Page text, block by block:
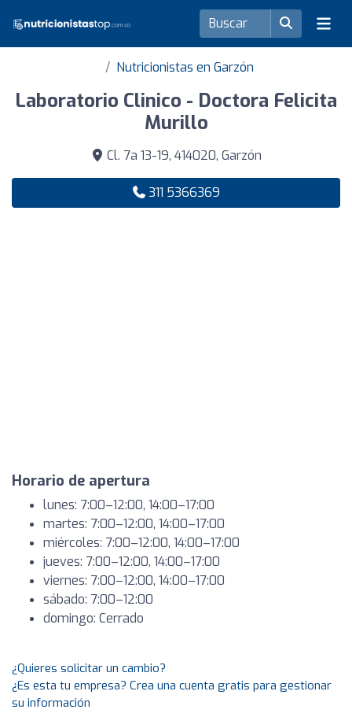
Nutricionistas en Garzón
Laboratorio Clinico - Doctora Felicita
Murillo
Cl. 7a 13-19, 414020, Garzón
311 5366369
Horario de apertura
lunes: 7:00–12:00, 14:00–17:00
martes: 7:00–12:00, 14:00–17:00
miércoles: 7:00–12:00, 14:00–17:00
jueves: 7:00–12:00, 14:00–17:00
viernes: 7:00–12:00, 14:00–17:00
sábado: 7:00–12:00
domingo: Cerrado
¿Quieres solicitar un cambio?
¿Es esta tu empresa? Crea una cuenta gratis para gestionar
su información